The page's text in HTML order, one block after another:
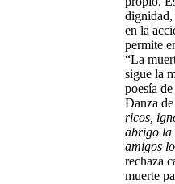
dignidad,
en la
permite
“La
sigue la
poesía
Danza
ricos,
abrigo la
amigos
rechaza
muerte